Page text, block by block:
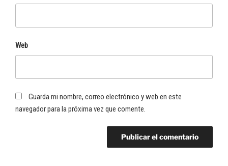
Web
Guarda mi nombre, correo electrónico y web en este
navegador para la próxima vez que comente.